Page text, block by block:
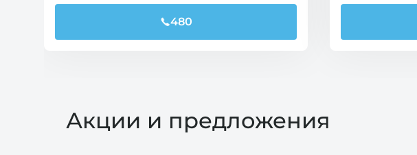
480
Акции и предложения